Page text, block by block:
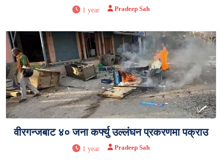
1 year Pradeep Sah
वीरगन्जबाट ४० जना कर्फ्यु उल्लंघन प्रकरणमा पक्राउ
1 year Pradeep Sah